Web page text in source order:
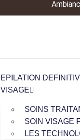
EPILATION
VISAGE
SOINS
SOIN VISAGE
LES